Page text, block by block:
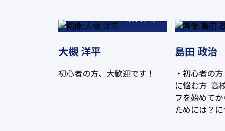
大槻 洋平
初心者の方、大歓迎です！
島田 政治
・初心者の
に悩む方 高
フを始めて
ためには？